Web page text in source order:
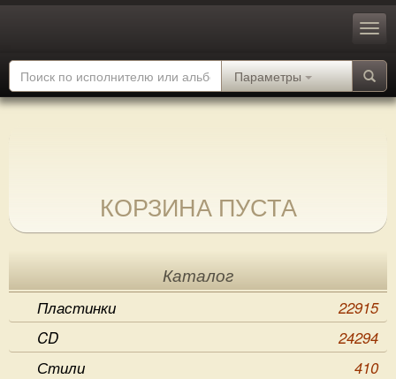
Параметры
КОРЗИНА ПУСТА
Каталог
Пластинки
22915
CD
24294
Стили
410